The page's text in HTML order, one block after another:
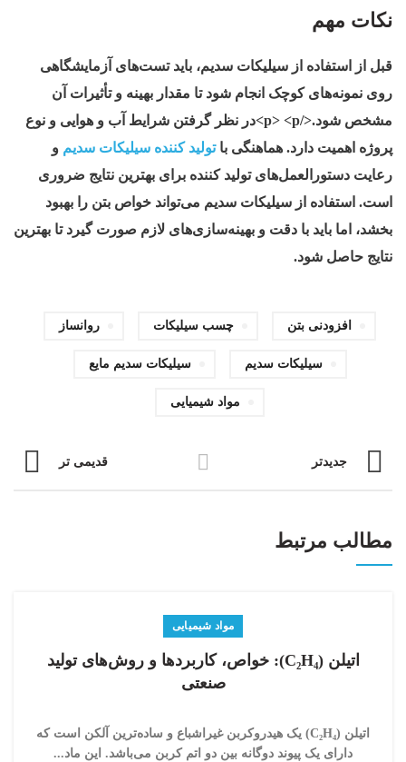
نکات مهم
قبل از استفاده از سیلیکات سدیم، باید تست‌های آزمایشگاهی
روی نمونه‌های کوچک انجام شود تا مقدار بهینه و تأثیرات آن
مشخص شود.</p> <p>در نظر گرفتن شرایط آب و هوایی و نوع
پروژه اهمیت دارد. هماهنگی باتولید کننده سیلیکات سدیم و
رعایت دستورالعمل‌های تولید کننده برای بهترین نتایج ضروری
است. استفاده از سیلیکات سدیم می‌تواند خواص بتن را بهبود
بخشد، اما باید با دقت و بهینه‌سازی‌های لازم صورت گیرد تا بهترین
نتایج حاصل شود.
افزودنی بتن چسب سیلیکات روانساز
سیلیکات سدیم سیلیکات سدیم مایع
مواد شیمیایی
جدیدتر قدیمی تر
مطالب مرتبط
مواد شیمیایی
اتیلن (C₂H₄): خواص، کاربردها و روش‌های تولید
صنعتی
اتیلن (C₂H₄) یک هیدروکربن غیراشباع و ساده‌ترین آلکن است که
دارای یک پیوند دوگانه بین دو اتم کربن می‌باشد. این ماد...